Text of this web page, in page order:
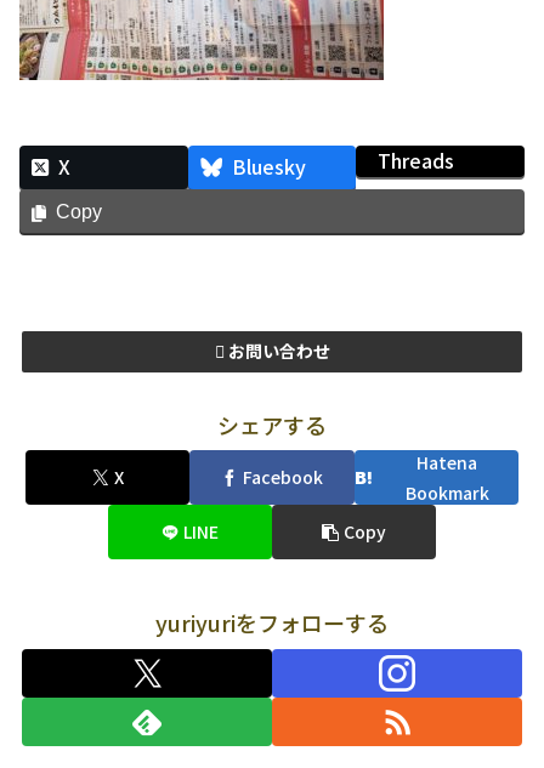
X Bluesky Threads
Copy
お問い合わせ
シェアする
X Facebook
Hatena
Bookmark
LINE
Copy
yuriyuriをフォローする